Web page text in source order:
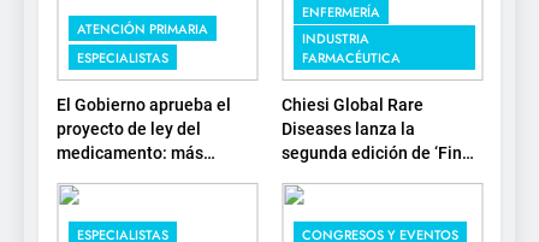
ATENCIÓN PRIMARIA
ESPECIALISTAS
El Gobierno aprueba el
proyecto de ley del
medicamento: más
estratégica y
modernización para el
ENFERMERÍA
INDUSTRIA
FARMACÉUTICA
Chiesi Global Rare
Diseases lanza la
segunda edición de ‘Find
investigación en
enfermedades de
ESPECIALISTAS CONGRESOS Y EVENTOS